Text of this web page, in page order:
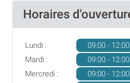
Horaires
Lundi : 09:00 - 12:00
Mardi :
09:00 - 12:00
Mercredi :
09:00 - 12:00